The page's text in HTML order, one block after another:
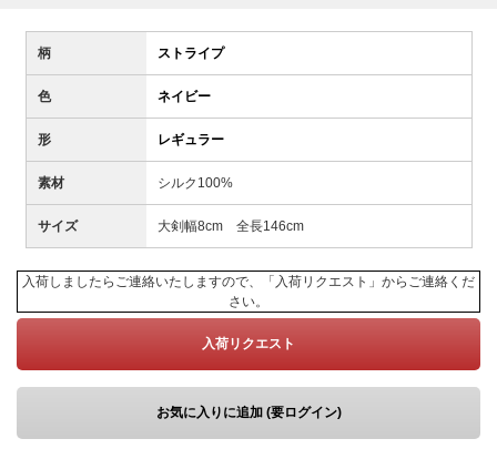
柄 ストライプ
色 ネイビー
形 レギュラー
素材 シルク100%
サイズ 大剣幅8cm 全長146cm
入荷しましたらご連絡いたしますので、「入荷リクエスト」からご連絡くだ
さい。
入荷リクエスト
お気に入りに追加 (要ログイン)